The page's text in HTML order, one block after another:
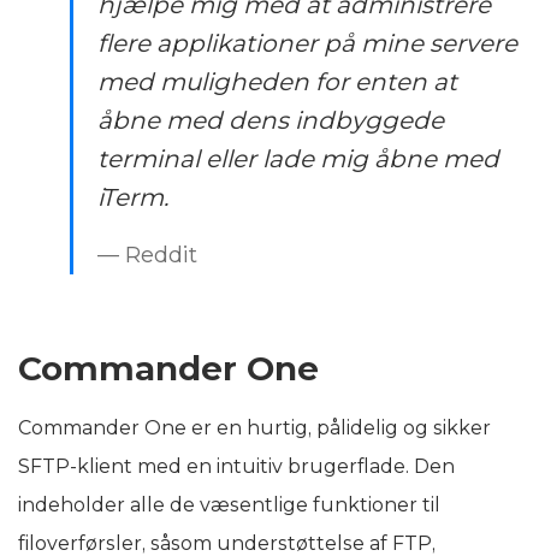
flere applikationer på mine servere
med muligheden for enten at
åbne med dens indbyggede
terminal eller lade mig åbne med
iTerm.
— Reddit
Commander One
Commander One er en hurtig, pålidelig og sikker
SFTP-klient med en intuitiv brugerflade. Den
indeholder alle de væsentlige funktioner til
filoverførsler, såsom understøttelse af FTP,